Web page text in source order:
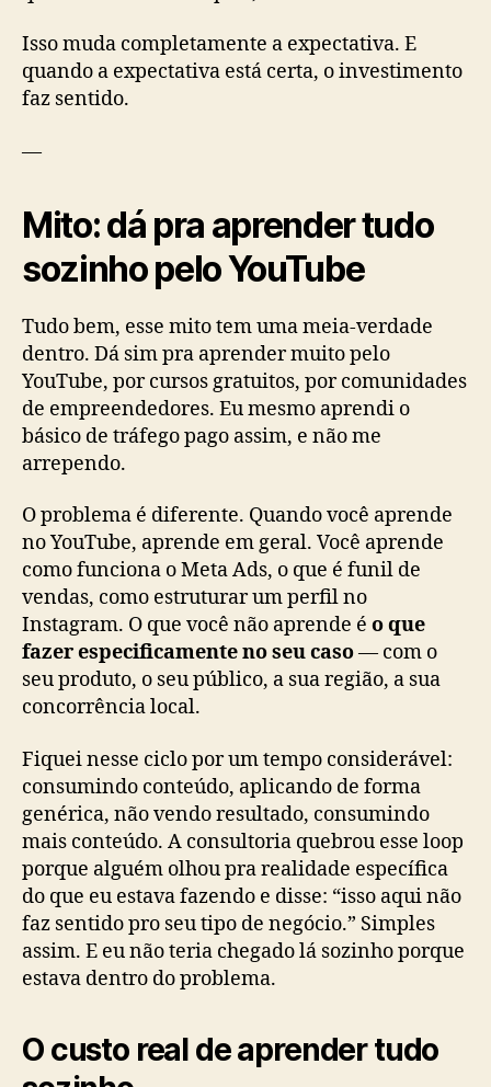
Isso muda completamente a expectativa. E
quando a expectativa está certa, o investimento
faz sentido.
—
Mito: dá pra aprender tudo
sozinho pelo YouTube
Tudo bem, esse mito tem uma meia-verdade
dentro. Dá sim pra aprender muito pelo
YouTube, por cursos gratuitos, por comunidades
de empreendedores. Eu mesmo aprendi o
básico de tráfego pago assim, e não me
arrependo.
O problema é diferente. Quando você aprende
no YouTube, aprende em geral. Você aprende
como funciona o Meta Ads, o que é funil de
vendas, como estruturar um perfil no
Instagram. O que você não aprende é o que
fazer especificamente no seu caso— com o
seu produto, o seu público, a sua região, a sua
concorrência local.
Fiquei nesse ciclo por um tempo considerável:
consumindo conteúdo, aplicando de forma
genérica, não vendo resultado, consumindo
mais conteúdo. A consultoria quebrou esse loop
porque alguém olhou pra realidade específica
do que eu estava fazendo e disse: “isso aqui não
faz sentido pro seu tipo de negócio.” Simples
assim. E eu não teria chegado lá sozinho porque
estava dentro do problema.
O custo real de aprender tudo